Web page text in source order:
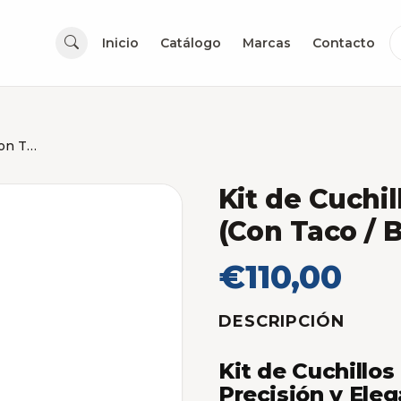
Inicio Catálogo Marcas Contacto
Kit de Cuchillos Cuisinart 12 Piezas (Con Taco / Bloque)
Kit de
(Con Taco /
€110,00
DESCRIPCIÓN
Kit de Cuchillos
Precisión y